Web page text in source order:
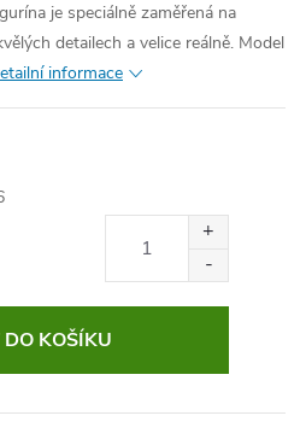
je speciálně zaměřená na
detailech a velice reálně. Model
informace
KOŠÍKU